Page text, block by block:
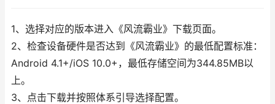
1、选择对应的版本进入《风流霸业》下载页面。
2、检查设备硬件是否达到《风流霸业》的最低配置标准：
Android 4.1+/iOS 10.0+，最低存储空间为344.85MB以
上。
3、点击下载并按照体系引导选择配置。